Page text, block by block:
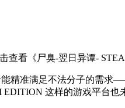
查看《尸臭-翌日异谭-
精准满足不法分子的需
这样的游戏平台